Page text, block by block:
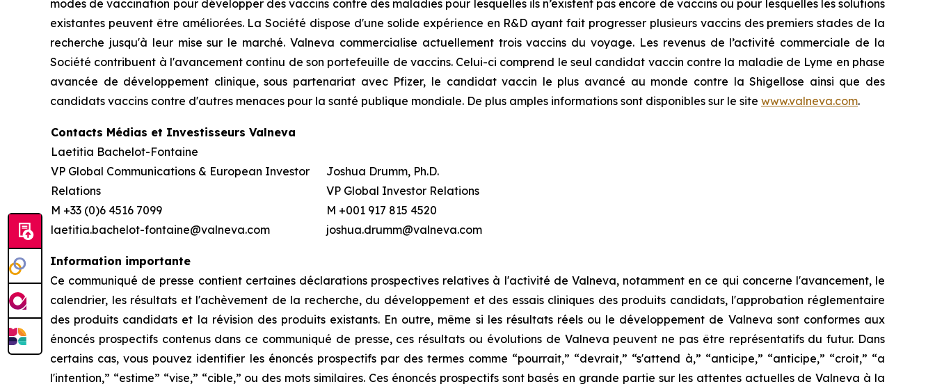
modes de vaccination pour développer des vaccins contre des maladies pour lesquelles ils n’existent pas encore de vaccins ou pour lesquelles les solutions
existantes peuvent être améliorées. La Société dispose d'une solide expérience en R&D ayant fait progresser plusieurs vaccins des premiers stades de la
recherche jusqu'à leur mise sur le marché. Valneva commercialise actuellement trois vaccins du voyage. Les revenus de l’activité commerciale de la
Société contribuent à l'avancement continu de son portefeuille de vaccins. Celui-ci comprend le seul candidat vaccin contre la maladie de Lyme en phase
avancée de développement clinique, sous partenariat avec Pfizer, le candidat vaccin le plus avancé au monde contre la Shigellose ainsi que des
candidats vaccins contre d'autres menaces pour la santé publique mondiale. De plus amples informations sont disponibles sur le site www.valneva.com.
Contacts Médias et Investisseurs Valneva
Laetitia Bachelot-Fontaine
VP Global Communications & European Investor
Relations
M +33 (0)6 4516 7099
laetitia.bachelot-fontaine@valneva.com
Joshua Drumm, Ph.D.
VP Global Investor Relations
M +001 917 815 4520
joshua.drumm@valneva.com
Information importante
Ce communiqué de presse contient certaines déclarations prospectives relatives à l'activité de Valneva, notamment en ce qui concerne l'avancement, le
calendrier, les résultats et l'achèvement de la recherche, du développement et des essais cliniques des produits candidats, l'approbation réglementaire
des produits candidats et la révision des produits existants. En outre, même si les résultats réels ou le développement de Valneva sont conformes aux
énoncés prospectifs contenus dans ce communiqué de presse, ces résultats ou évolutions de Valneva peuvent ne pas être représentatifs du futur. Dans
certains cas, vous pouvez identifier les énoncés prospectifs par des termes comme “pourrait,” “devrait,” “s'attend à,” “anticipe,” “anticipe,” “croit,” “a
l'intention,” “estime” “vise,” “cible,” ou des mots similaires. Ces énoncés prospectifs sont basés en grande partie sur les attentes actuelles de Valneva à la